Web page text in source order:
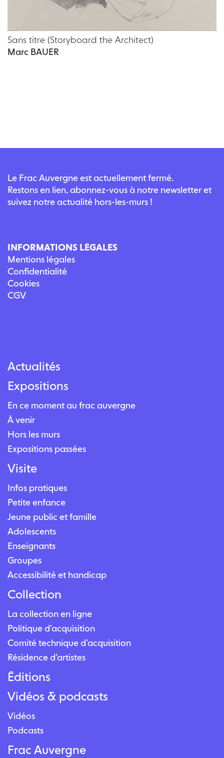
Sans titre (Storyboard the Architect)
Marc BAUER
Le Frac Auvergne est actuellement fermé.
Restons en lien, abonnez-vous à notre newsletter et
suivez notre actualité hors-les-murs !
INFORMATIONS LÉGALES
Mentions légales
Confidentialité
Cookies
CGV
Actualités
Expositions
En ce moment au frac auvergne
À venir
Hors les murs
Expositions passées
Visite
Infos pratiques
Petite enfance
Jeune public et famille
Adolescents
Enseignants
Groupes
Accessibilité et handicap
Collection
La collection en ligne
Politique d’acquisition
Comité technique d’acquisition
Résidence d’artistes
Éditions
Vidéos & podcasts
Vidéos
Podcasts
Frac Auvergne